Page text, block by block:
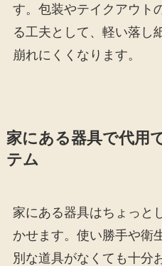
す。包装やテイクアウト
る工夫として、軽い落し
崩れにくくなります。
家にある器具で代用
テム
家にある器具はちょっと
かせます。使い勝手や衛
別な道具がなくても十分